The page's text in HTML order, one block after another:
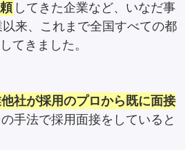
してきた企業など、いなだ事
来、これまで全国すべての都
てきました。
他社が採用のプロから既に面接
手法で採用面接をしていると